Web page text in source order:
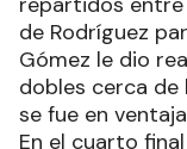
de Rodríguez
Gómez le dio
dobles cerca
se fue en
En el cuarto